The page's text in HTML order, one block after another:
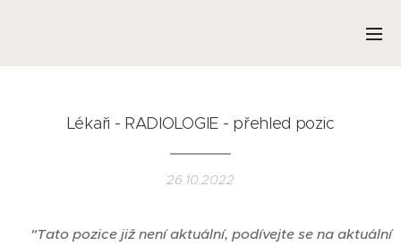
Lékaři - RADIOLOGIE - přehled pozic
26.10.2022
"Tato pozice již není aktuální, podívejte se na aktuální